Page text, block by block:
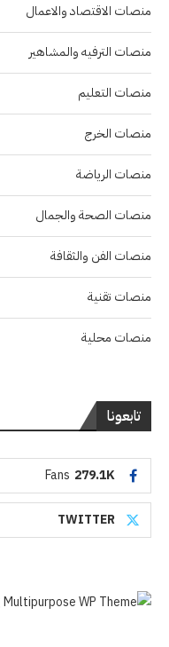
منصات الاقتصاد والاعمال
منصات الترفيه والمشاهير
منصات التعليم
منصات الخرج
منصات الرياضة
منصات الصحة والجمال
منصات الفن والثقافة
منصات تقنية
منصات محلية
تابعونا
279.1K
Fans
TWITTER